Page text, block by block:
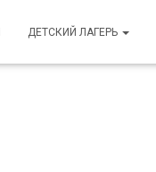
ДЕТСКИЙ ЛАГЕРЬ